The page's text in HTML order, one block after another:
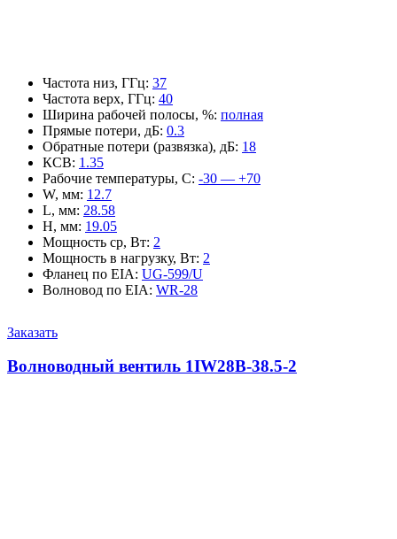
Частота низ, ГГц: 37
Частота верх, ГГц: 40
Ширина рабочей полосы, %: полная
Прямые потери, дБ: 0.3
Обратные потери (развязка), дБ: 18
КСВ: 1.35
Рабочие температуры, С: -30 — +70
W, мм: 12.7
L, мм: 28.58
H, мм: 19.05
Мощность ср, Вт: 2
Мощность в нагрузку, Вт: 2
Фланец по EIA: UG-599/U
Волновод по EIA: WR-28
Заказать
Волноводный вентиль 1IW28B-38.5-2